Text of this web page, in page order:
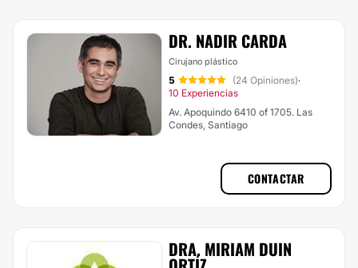
DR. NADIR CARDA
Cirujano plástico
5 (24 Opiniones)·
10 Experiencias
Av. Apoquindo 6410 of 1705. Las
Condes, Santiago
CONTACTAR
DRA. MIRIAM DUIN